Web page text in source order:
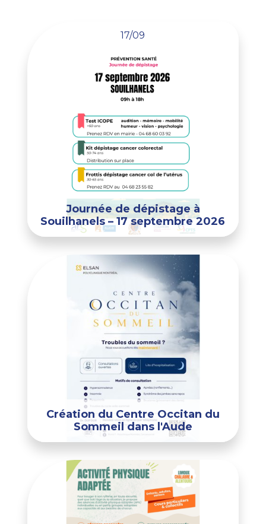
17/09
Journée de dépistage à
Souilhanels – 17 septembre 2026
Création du Centre Occitan du
Sommeil dans l'Aude